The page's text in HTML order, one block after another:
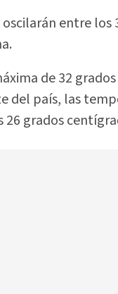
entre
de 32
del país, las
grados